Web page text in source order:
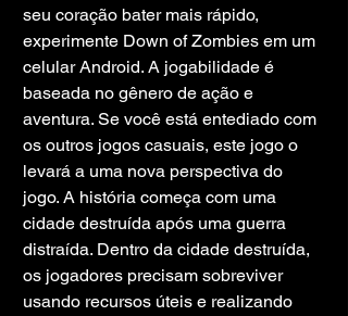
seu coração bater mais rápido,
experimente Down of Zombies em um
celular Android. A jogabilidade é
baseada no gênero de ação e
aventura. Se você está entediado com
os outros jogos casuais, este jogo o
levará a uma nova perspectiva do
jogo. A história começa com uma
cidade destruída após uma guerra
distraída. Dentro da cidade destruída,
os jogadores precisam sobreviver
usando recursos úteis e realizando